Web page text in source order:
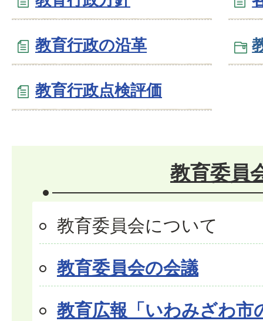
教育行政の沿革
教育行政点検評価
教育委員
教育委員会について
教育委員会の会議
教育広報「いわみざわ市